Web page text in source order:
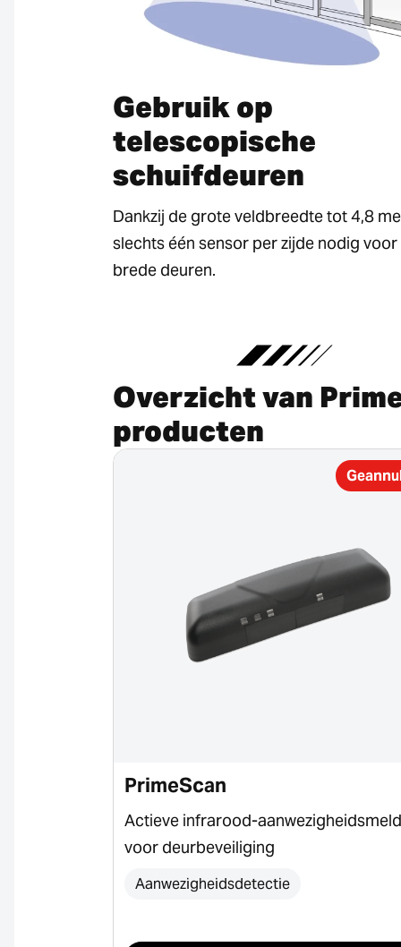
Gebruik op
telescopische
schuifdeuren
Dankzij de grote veldbreedte tot 4,8
slechts één sensor per zijde nodig voor
brede deuren.
Overzicht van
producten
PrimeScan
Actieve infrarood-
voor deurbeveiliging
Aanwezigheidsdetectie